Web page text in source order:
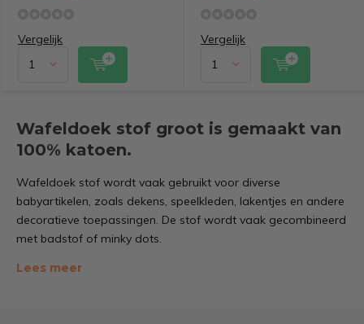
Vergelijk Vergelijk
Wafeldoek stof groot is gemaakt van
100% katoen.
Wafeldoek stof wordt vaak gebruikt voor diverse
babyartikelen, zoals dekens, speelkleden, lakentjes en andere
decoratieve toepassingen. De stof wordt vaak gecombineerd
met badstof of minky dots.
Wafeldoek is gemaakt van
Lees meer